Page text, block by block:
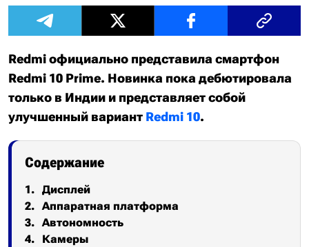
Redmi официально представила смартфон
Redmi 10 Prime. Новинка пока дебютировала
только в Индии и представляет собой
улучшенный вариант Redmi 10.
Содержание
Дисплей
Аппаратная платформа
Автономность
Камеры